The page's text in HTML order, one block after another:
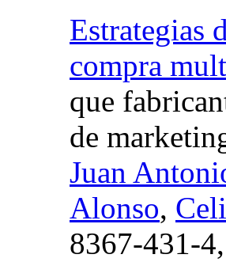
Estrategias
compra
que
de
Juan
Alonso,
8367-431-4,